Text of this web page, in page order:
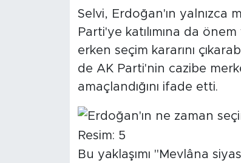
Selvi, Erdoğan'ın yalnızca
Parti'ye katılımına da
erken seçim kararını
de AK Parti'nin cazibe
amaçlandığını ifade etti.
Bu yaklaşımı "Mevlâna